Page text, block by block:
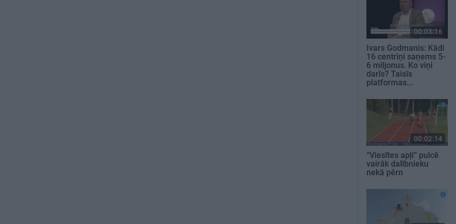
00:03:16
Ivars Godmanis: Kādi
16 centriņi saņems 5-
6 miljonus. Ko viņi
darīs? Taisīs
platformas...
00:02:14
“Viesītes apļi” pulcē
vairāk dalībnieku
nekā pērn